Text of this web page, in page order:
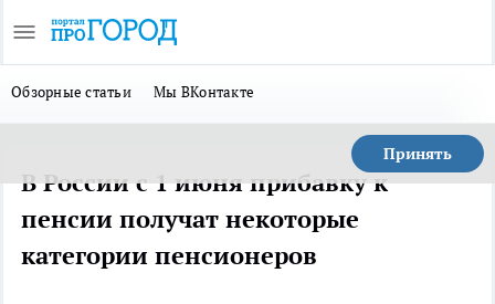
Обзорные статьи Мы ВКонтакте
Принять
В России с 1 июня прибавку к
пенсии получат некоторые
категории пенсионеров